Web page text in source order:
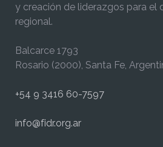
y creación de liderazgos para el
regional.
Balcarce 1793
Rosario (2000), Santa Fe,
+54 9 3416 60-7597
info@fidr.org.ar